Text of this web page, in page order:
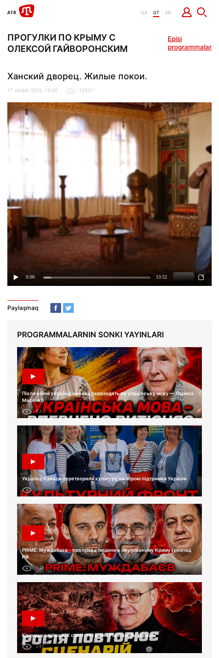
UA QT EN
ПРОГУЛКИ ПО КРЫМУ С
ОЛЕКСОЙ ГАЙВОРОНСКИМ
Episi
programmalar
Ханский дворец. Жилые покои.
17 oktâbr 2015, 12:00 12527
Paylaşmaq
PROGRAMMALARNIN SONKI YAYINLARI
Після війни українці масово переходять на українську мову — Лариса
Масенко
83
Українці Канади перетворили культуру на зброю підтримки України
167
PRIME: Муждабаєв - про права людини в окупованому Криму і розпад
РФ
241
Кримська війна XIX століття і війна Росії проти України
247